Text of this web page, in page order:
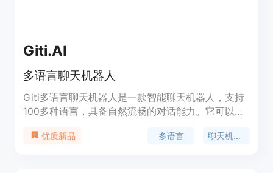
Giti.AI
多语言聊天机器人
Giti多语言聊天机器人是一款智能聊天机器人，支持
100多种语言，具备自然流畅的对话能力。它可以理
询问题还是寻求娱乐，Giti都能为您提供准确、有趣
优质新品 多语言 聊天机器人